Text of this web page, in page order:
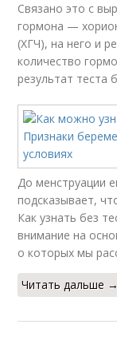
Связано это с
гормона —
(ХГЧ), на него и
количество
результат теста
До менструации
подсказывает,
Как узнать без
внимание на
о которых мы
Читать дальше →